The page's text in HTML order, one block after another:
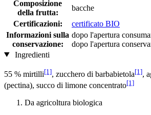
Composizione
della frutta:
bacche
Certificazioni:
certificato BIO
Informazioni sulla
conservazione:
dopo l'apertura
dopo l'apertura
Ingredienti
55 % mirtilli[1], zucchero di barbabietola[1],
(pectina), succo di limone concentrato[1]
Da agricoltura biologica